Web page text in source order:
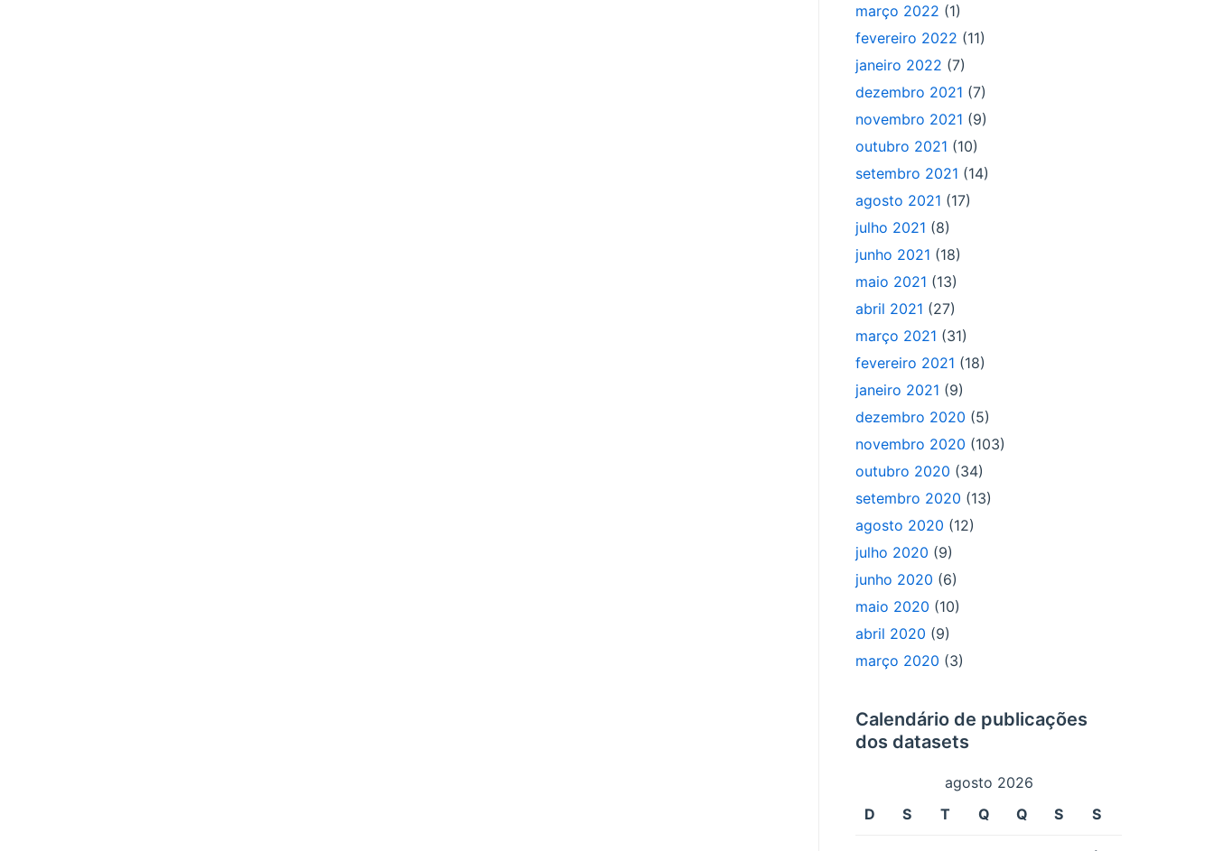
março 2022 (1)
fevereiro 2022 (11)
janeiro 2022 (7)
dezembro 2021 (7)
novembro 2021 (9)
outubro 2021 (10)
setembro 2021 (14)
agosto 2021 (17)
julho 2021 (8)
junho 2021 (18)
maio 2021 (13)
abril 2021 (27)
março 2021 (31)
fevereiro 2021 (18)
janeiro 2021 (9)
dezembro 2020 (5)
novembro 2020 (103)
outubro 2020 (34)
setembro 2020 (13)
agosto 2020 (12)
julho 2020 (9)
junho 2020 (6)
maio 2020 (10)
abril 2020 (9)
março 2020 (3)
Calendário de publicações
dos datasets
agosto 2026
D
S T Q Q S S